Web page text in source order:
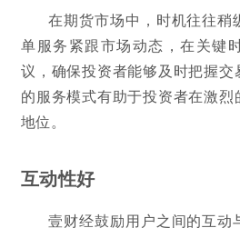
在期货市场中，时机往往稍
单服务紧跟市场动态，在关键
议，确保投资者能够及时把握
的服务模式有助于投资者在激
地位。
互动性好
壹财经鼓励用户之间的互动